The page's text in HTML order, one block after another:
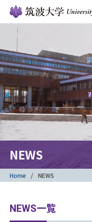
NEWS
Home NEWS
NEWS一覧